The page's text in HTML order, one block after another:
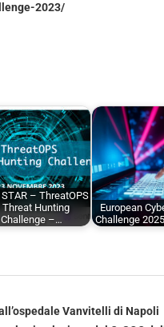
2023/
STAR – ThreatOPS
Threat Hunting
Challenge –…
European
Challenge
Vanvitelli di Napoli